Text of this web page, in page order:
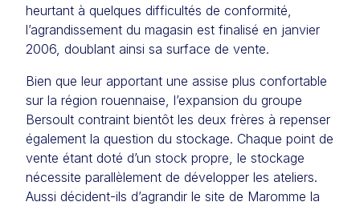
heurtant à quelques difficultés de conformité,
l’agrandissement du magasin est finalisé en janvier
2006, doublant ainsi sa surface de vente.
Bien que leur apportant une assise plus confortable
sur la région rouennaise, l’expansion du groupe
Bersoult contraint bientôt les deux frères à repenser
également la question du stockage. Chaque point de
vente étant doté d’un stock propre, le stockage
nécessite parallèlement de développer les ateliers.
Aussi décident-ils d’agrandir le site de Maromme la